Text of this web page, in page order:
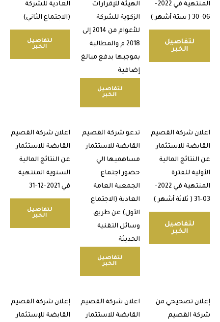
المنتهية في 2022-
لتفاصيل
الهيئة للإقرارات
الزكوية للشركة
للأعوام من 2014 إلى
2018 م والمطالبة
بموجبها بدفع مبالغ
لتفاصيل
العادية للشركة
(الاجتماع الثاني)
لتفاصيل
شركة القصيم
للاستثمار
المالية
للفترة
المنتهية في 2022-
لتفاصيل
تدعو شركة القصيم
القابضة للاستثمار
مساهميها الي
حضور اجتماع
الجمعية العامة
العادية (الاجتماع
الأول) عن طريق
وسائل التقنية
لتفاصيل
اعلان شركة القصيم
القابضة للاستثمار
عن النتائج المالية
السنوية المنتهية
لتفاصيل
تصحيحي من
القصيم
اعلان شركة القصيم
القابضة للاستثمار
إعلان شركة القصيم
القابضة للإستثمار